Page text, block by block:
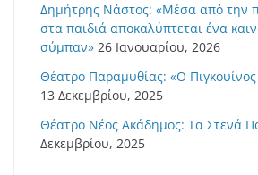
Δημήτρης Νάστος: «Μέσα από την
στα παιδιά αποκαλύπτεται ένα
σύμπαν» 26 Ιανουαρίου, 2026
Θέατρο Παραμυθίας: «Ο Πιγκουίνος
13 Δεκεμβρίου, 2025
Θέατρο Νέος Ακάδημος: Τα Στενά
Δεκεμβρίου, 2025